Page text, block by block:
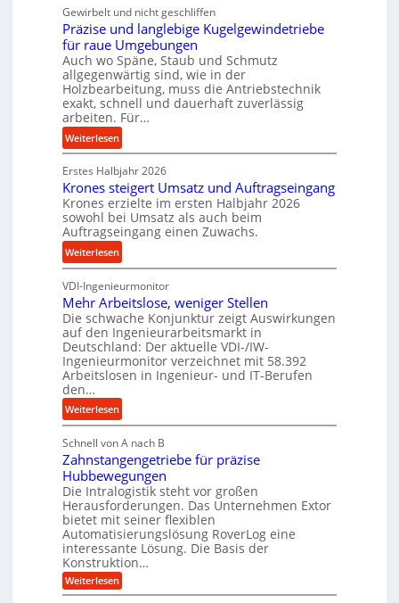
b
e
i
m
D
r
ü
c
k
p
r
o
z
e
s
s
u
g
e
l
g
e
w
i
n
d
e
t
r
i
b
u
n
d
H
y
d
r
a
u
k
i
m
V
e
r
g
l
Gewirbelt und nicht geschliffen
Präzise und langlebige Kugelgewindetriebe
für raue Umgebungen
Auch wo Späne, Staub und Schmutz
allgegenwärtig sind, wie in der
Holzbearbeitung, muss die Antriebstechnik
exakt, schnell und dauerhaft zuverlässig
arbeiten. Für…
Weiterlesen:
P
r
ä
z
i
s
e
u
n
d
l
a
n
g
e
b
g
e
K
u
g
e
l
g
e
Erstes Halbjahr 2026
Krones steigert Umsatz und Auftragseingang
Krones erzielte im ersten Halbjahr 2026
sowohl bei Umsatz als auch beim
Auftragseingang einen Zuwachs.
Weiterlesen:
K
r
o
n
e
s
s
e
i
g
r
t
U
m
s
a
t
z
VDI-Ingenieurmonitor
Mehr Arbeitslose, weniger Stellen
Die schwache Konjunktur zeigt Auswirkungen
auf den Ingenieurarbeitsmarkt in
Deutschland: Der aktuelle VDI-/IW-
Ingenieurmonitor verzeichnet mit 58.392
Arbeitslosen in Ingenieur- und IT-Berufen
den…
Weiterlesen:
M
e
h
r
A
r
b
e
i
t
s
Schnell von A nach B
Zahnstangengetriebe für präzise
Hubbewegungen
Die Intralogistik steht vor großen
Herausforderungen. Das Unternehmen Extor
bietet mit seiner flexiblen
Automatisierungslösung RoverLog eine
interessante Lösung. Die Basis der
Konstruktion…
Weiterlesen:
Z